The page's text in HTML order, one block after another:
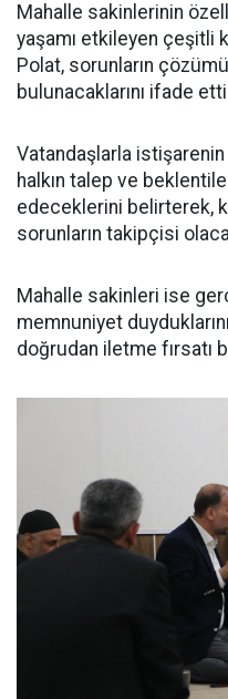
Mahalle sakinlerinin
yaşamı etkileyen çeşitli
Polat, sorunların
bulunacaklarını ifade
Vatandaşlarla
halkın talep ve
edeceklerini belirterek,
sorunların takipçisi
Mahalle sakinleri ise
memnuniyet
doğrudan iletme fırsatı